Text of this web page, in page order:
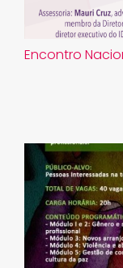
Encontro